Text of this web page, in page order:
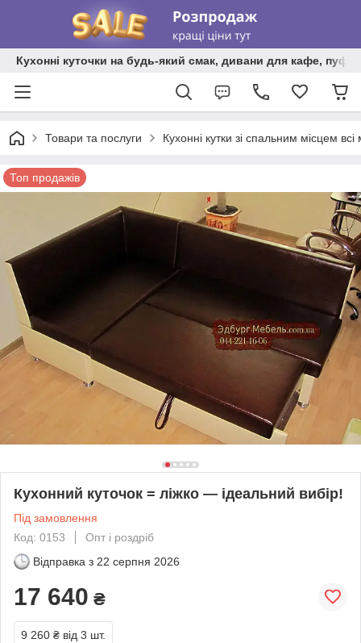
Кухонні куточки на будь-який смак, дивани для кафе,
Товари та послуги Кухонні кутки зі спальним місцем всі
Топ продажів
Кухонний куточок = ліжко — ідеальний вибір!
Під замовлення
Код: 0153
Опт і роздріб
Відправка з 22 серпня 2026
17 640 ₴
9 260 ₴ від 3 шт.